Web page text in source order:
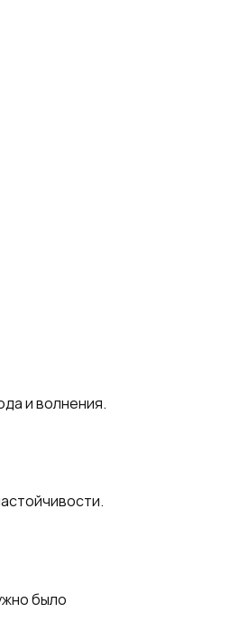
и волнения.
было